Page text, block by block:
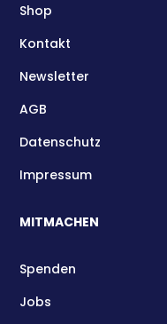
Shop
Kontakt
Newsletter
AGB
Datenschutz
Impressum
MITMACHEN
Spenden
Jobs